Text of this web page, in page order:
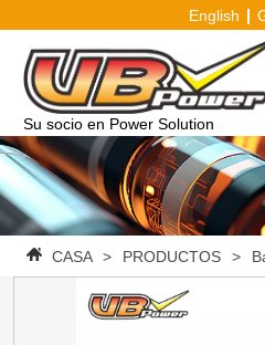
English
Su socio en Power Solution
CASA > PRODUCTOS >